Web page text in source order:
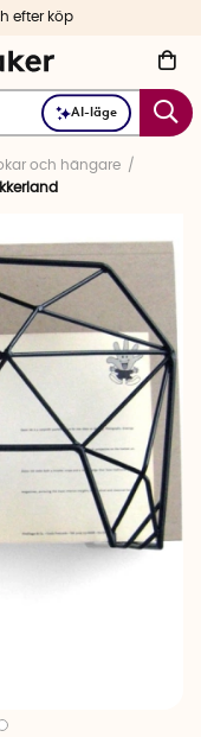
AI-läge
efter köp
och hängare